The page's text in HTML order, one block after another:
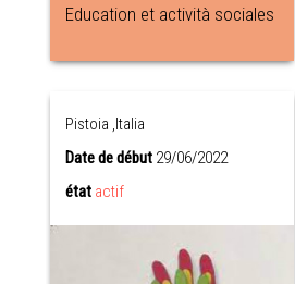
Education et actività sociales
Pistoia ,Italia
Date de début 29/06/2022
état actif